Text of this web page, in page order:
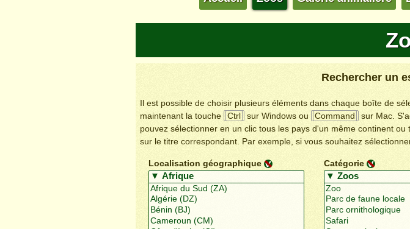
Rechercher un
Il est possible de choisir plusieurs éléments dans chaque boîte de
maintenant la touche
Ctrl sur Windows ou Command
sur Mac.
pouvez sélectionner en un clic tous les pays d'un même continent
sur le titre correspondant. Par exemple, si vous souhaitez
Localisation géographique Catégorie